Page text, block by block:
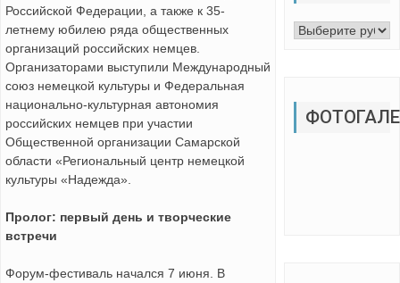
Российской Федерации, а также к 35-
летнему юбилею ряда общественных
организаций российских немцев.
Организаторами выступили Международный
союз немецкой культуры и Федеральная
национально-культурная автономия
российских немцев при участии
Общественной организации Самарской
области «Региональный центр немецкой
культуры «Надежда».
Пролог: первый день и творческие
встречи
Форум-фестиваль начался 7 июня. В
Рубрики